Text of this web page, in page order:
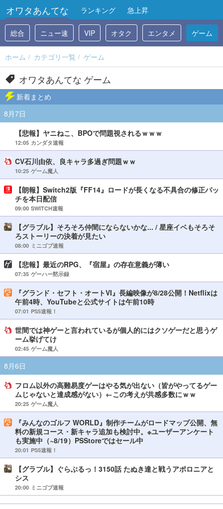
オワタあんてな ランキング 急上昇
総合 ニュー速 VIP オタク エンタメ ゲーム
ホーム カテゴリ一覧 ゲーム
オワタあんてな ゲーム
新着まとめ
8月7日
【悲報】ヤニねこ、BPOで問題視されるｗｗｗ
12:05 カンダタ速報
CV石川由依、良キャラ多過ぎ問題ｗｗ
10:25 ゲーム魔人
【朗報】Switch2版『FF14』ロードが長くなる不具合の修正パッ
チを本日配信
09:00 SWITCH速報
【グラブル】そろそろ仲間にならないかな... / 星座イベもそろそ
ろストーリーの決着が見たい
08:00 ミニゴブ速報
【悲報】最近のRPG、『宿屋』の存在意義が薄い
07:35 ゲーハー黙示録
『グランド・セフト・オートVI』長編映像が8/28公開！Netflixは
午前4時、YouTubeと公式サイトは午前10時
07:01 PS5速報！
世間では神ゲーと言われているが個人的にはクソゲーだと思うゲ
ーム挙げてけ
02:45 ゲーム魔人
8月6日
フロム以外の高難易度ゲーはやる気が出ない（皆がやってるゲー
ムじゃないと達成感がない）←この考えが共感多数にｗｗ
20:25 ゲーム魔人
『みんなのゴルフ WORLD』制作チームがロードマップ公開、無
料の新規コース・新キャラ追加も検討中。※ユーザーアンケート
も実施中（~8/19）PSStoreではセール中
20:01 PS5速報！
【グラブル】ぐらぶるっ！3150話 たぬき達と戦うアポロニアと
シス
20:00 ミニゴブ速報